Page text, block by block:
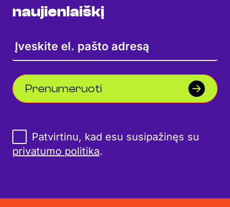
naujienlaiškį
Prenumeruoti
Patvirtinu, kad esu susipažinęs su
privatumo politika.